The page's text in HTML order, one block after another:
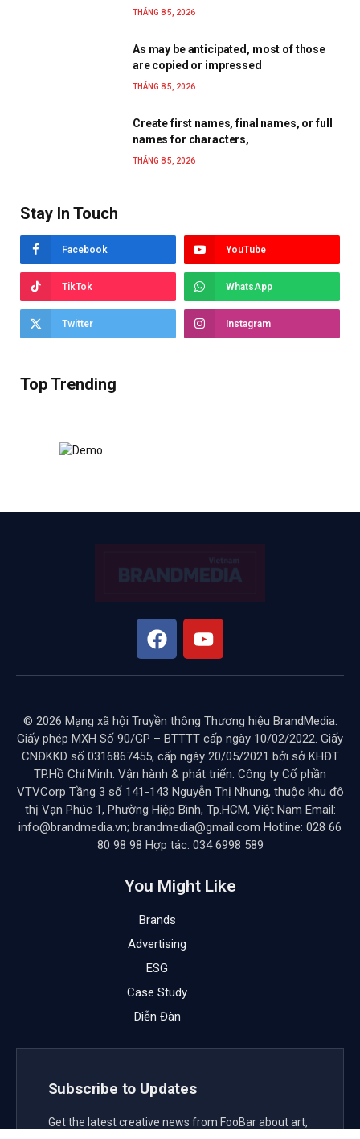
THÁNG 8 5, 2026
As may be anticipated, most of those
are copied or impressed
THÁNG 8 5, 2026
Create first names, final names, or full
names for characters,
THÁNG 8 5, 2026
Stay In Touch
Facebook YouTube
TikTok WhatsApp
Twitter Instagram
Top Trending
© 2026 Mạng xã hội Truyền thông Thương hiệu BrandMedia.
Giấy phép MXH Số 90/GP – BTTTT cấp ngày 10/02/2022. Giấy
CNĐKKD số 0316867455, cấp ngày 20/05/2021 bởi sở KHĐT
TP.Hồ Chí Minh. Vận hành & phát triển: Công ty Cổ phần
VTVCorp Tầng 3 số 141-143 Nguyễn Thị Nhung, thuộc khu đô
thị Vạn Phúc 1, Phường Hiệp Bình, Tp.HCM, Việt Nam Email:
info@brandmedia.vn; brandmedia@gmail.com Hotline: 028 66
80 98 98 Hợp tác: 034 6998 589
You Might Like
Brands
Advertising
ESG
Case Study
Diễn Đàn
Subscribe to Updates
Get the latest creative news from FooBar about art,